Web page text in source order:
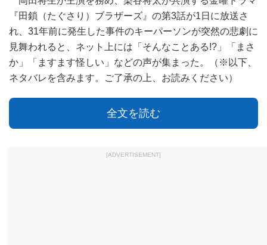
『田鎖（たぐさり）ブラザーズ』の第3話が1日に放送さ
れ、31年前に発生した事件のキーパーソンが突然の悲劇に
見舞われると、ネット上には「そんなことある!?」「まさ
か」「ますます怪しい」などの声が集まった。（※以下、
ネタバレを含みます。ご了承の上、お読みください）
全文を読む
[ADVERTISEMENT]